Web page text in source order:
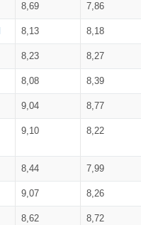
8,69 7,86
8,13 8,18
8,23 8,27
8,08 8,39
9,04 8,77
9,10 8,22
8,44 7,99
9,07 8,26
8,62 8,72